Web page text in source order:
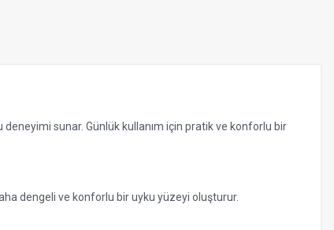
sunar. Günlük kullanım için pratik ve konforlu bir
dengeli ve konforlu bir uyku yüzeyi oluşturur.